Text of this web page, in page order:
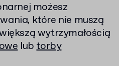
możesz
które nie muszą
wytrzymałością
lubtorby